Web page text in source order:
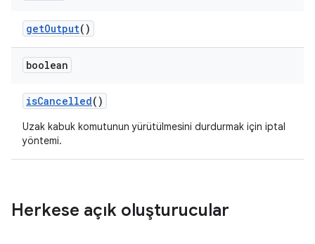
getOutput()
boolean
isCancelled()
Uzak kabuk komutunun yürütülmesini durdurmak için iptal
yöntemi.
Herkese açık oluşturucular